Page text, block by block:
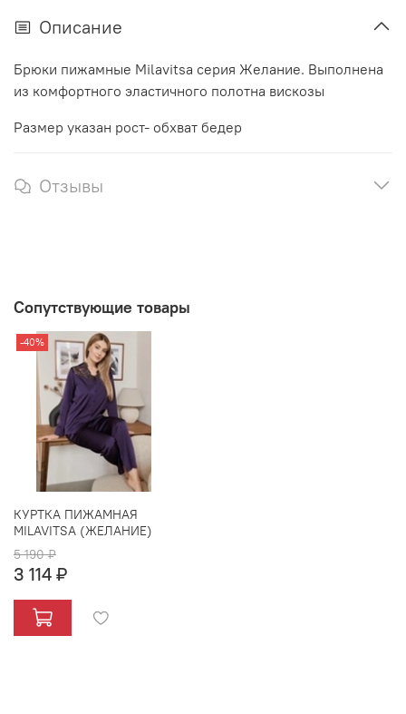
Описание
Брюки пижамные Milavitsa серия Желание. Выполнена
из комфортного эластичного полотна вискозы
Размер указан рост- обхват бедер
Отзывы
Сопутствующие товары
-40%
КУРТКА ПИЖАМНАЯ
MILAVITSA (ЖЕЛАНИЕ)
5 190 ₽
3 114 ₽